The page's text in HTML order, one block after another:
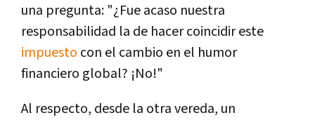
una pregunta: "¿Fue acaso nuestra
responsabilidad la de hacer coincidir este
impuesto con el cambio en el humor
financiero global? ¡No!"
Al respecto, desde la otra vereda, un